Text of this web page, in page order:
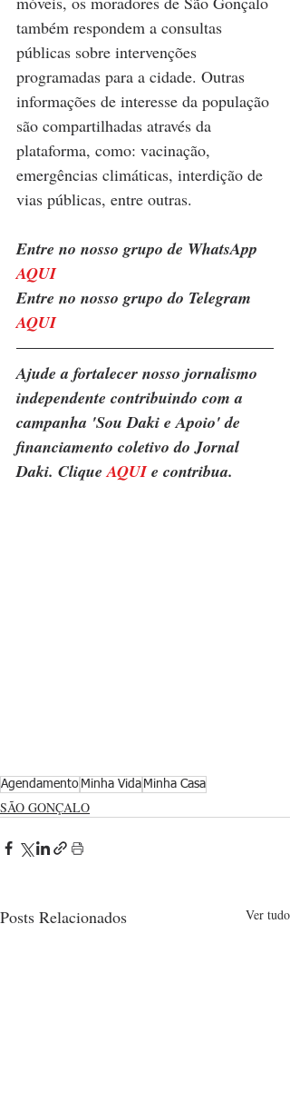
também respondem a consultas
públicas sobre intervenções
programadas para a cidade. Outras
informações de interesse da população
são compartilhadas através da
plataforma, como: vacinação,
emergências climáticas, interdição de
vias públicas, entre outras.
Entre no nosso grupo de WhatsApp
AQUI
Entre no nosso grupo do Telegram
AQUI
Ajude a fortalecer nosso jornalismo
independente contribuindo com a
campanha 'Sou Daki e Apoio' de
financiamento coletivo do Jornal
Daki. Clique AQUI e contribua.
Agendamento Minha Vida Minha Casa
SÃO GONÇALO
Posts Relacionados Ver tudo